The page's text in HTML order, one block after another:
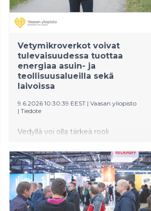
Vetymikroverkot voivat
tulevaisuudessa tuottaa
energiaa asuin- ja
teollisuusalueilla sekä
laivoissa
9.6.2026 10:30:39 EEST | Vaasan yliopisto
| Tiedote
Vedyllä voi olla tärkeä rooli
kestävyyden, toimintavarmuuden ja
omavaraisuuden vahvistamisessa.
Vaasan yliopistossa tarkastettava
Vahid Shahbazbegianin väitöskirja
osoittaa, miten vetyä hyödyntävät
mikroverkot voivat tasapainottaa